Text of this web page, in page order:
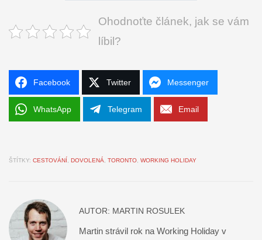
Ohodnoťte článek, jak se vám
líbil?
Facebook Twitter Messenger
WhatsApp Telegram Email
ŠTÍTKY: CESTOVÁNÍ , DOVOLENÁ, TORONTO, WORKING HOLIDAY
AUTOR: MARTIN ROSULEK
Martin strávil rok na Working Holiday v